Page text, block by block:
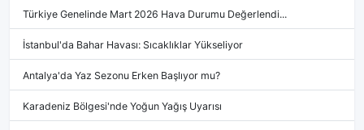
Türkiye Genelinde Mart 2026 Hava Durumu Değerlendi...
İstanbul'da Bahar Havası: Sıcaklıklar Yükseliyor
Antalya'da Yaz Sezonu Erken Başlıyor mu?
Karadeniz Bölgesi'nde Yoğun Yağış Uyarısı